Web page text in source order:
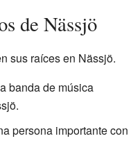
de Nässjö
sus raíces en Nässjö.
banda de música
persona importante con